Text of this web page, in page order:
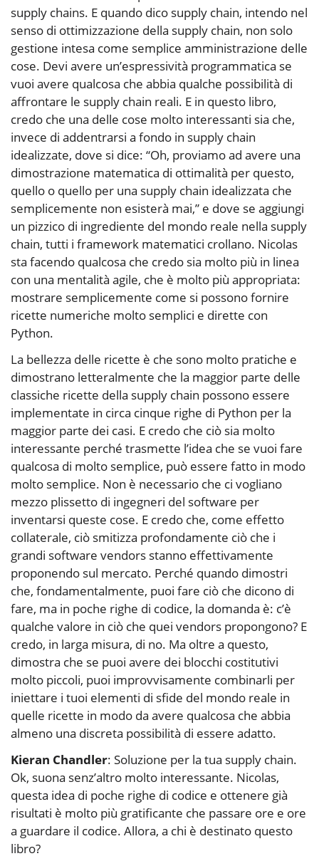
supply chains. E quando dico supply chain, intendo nel
senso di ottimizzazione della supply chain, non solo
gestione intesa come semplice amministrazione delle
cose. Devi avere un’espressività programmatica se
vuoi avere qualcosa che abbia qualche possibilità di
affrontare le supply chain reali. E in questo libro,
credo che una delle cose molto interessanti sia che,
invece di addentrarsi a fondo in supply chain
idealizzate, dove si dice: “Oh, proviamo ad avere una
dimostrazione matematica di ottimalità per questo,
quello o quello per una supply chain idealizzata che
semplicemente non esisterà mai,” e dove se aggiungi
un pizzico di ingrediente del mondo reale nella supply
chain, tutti i framework matematici crollano. Nicolas
sta facendo qualcosa che credo sia molto più in linea
con una mentalità agile, che è molto più appropriata:
mostrare semplicemente come si possono fornire
ricette numeriche molto semplici e dirette con
Python.
La bellezza delle ricette è che sono molto pratiche e
dimostrano letteralmente che la maggior parte delle
classiche ricette della supply chain possono essere
implementate in circa cinque righe di Python per la
maggior parte dei casi. E credo che ciò sia molto
interessante perché trasmette l’idea che se vuoi fare
qualcosa di molto semplice, può essere fatto in modo
molto semplice. Non è necessario che ci vogliano
mezzo plissetto di ingegneri del software per
inventarsi queste cose. E credo che, come effetto
collaterale, ciò smitizza profondamente ciò che i
grandi software vendors stanno effettivamente
proponendo sul mercato. Perché quando dimostri
che, fondamentalmente, puoi fare ciò che dicono di
fare, ma in poche righe di codice, la domanda è: c’è
qualche valore in ciò che quei vendors propongono? E
credo, in larga misura, di no. Ma oltre a questo,
dimostra che se puoi avere dei blocchi costitutivi
molto piccoli, puoi improvvisamente combinarli per
iniettare i tuoi elementi di sfide del mondo reale in
quelle ricette in modo da avere qualcosa che abbia
almeno una discreta possibilità di essere adatto.
Kieran Chandler: Soluzione per la tua supply chain.
Ok, suona senz’altro molto interessante. Nicolas,
questa idea di poche righe di codice e ottenere già
risultati è molto più gratificante che passare ore e ore
a guardare il codice. Allora, a chi è destinato questo
libro?